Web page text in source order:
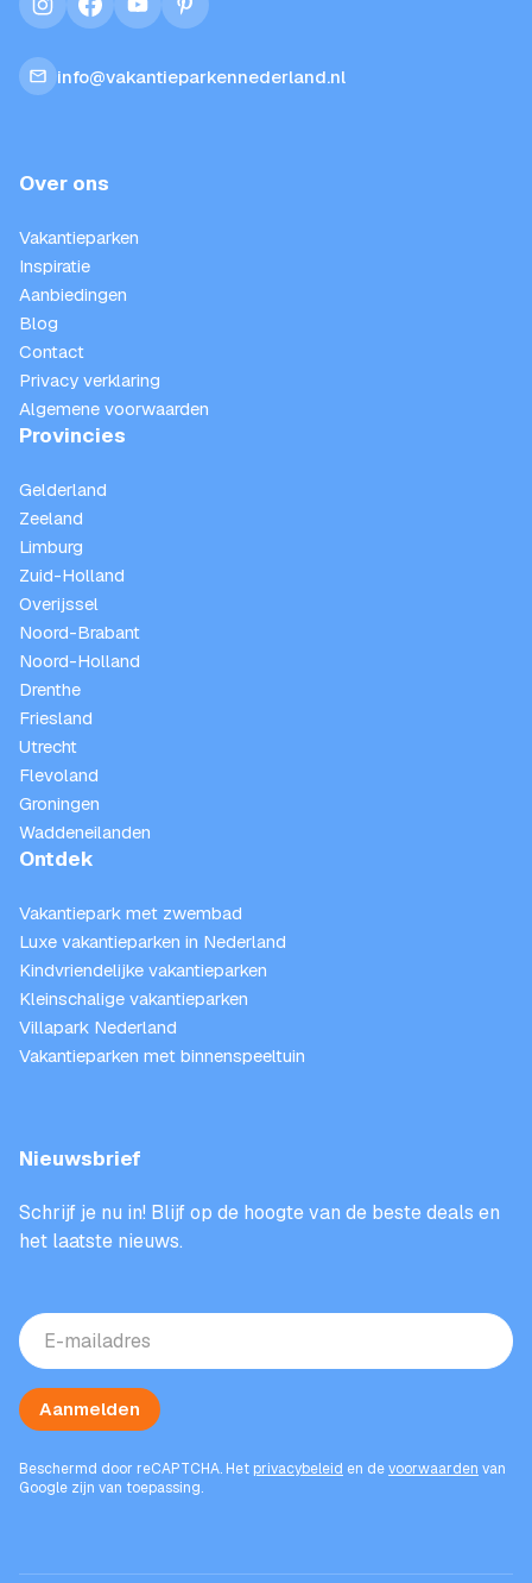
instagramfacebookyoutubepinterest
info@vakantieparkennederland.nl
Over ons
Vakantieparken
Inspiratie
Aanbiedingen
Blog
Contact
Privacy verklaring
Algemene voorwaarden
Provincies
Gelderland
Zeeland
Limburg
Zuid-Holland
Overijssel
Noord-Brabant
Noord-Holland
Drenthe
Friesland
Utrecht
Flevoland
Groningen
Waddeneilanden
Ontdek
Vakantiepark met zwembad
Luxe vakantieparken in Nederland
Kindvriendelijke vakantieparken
Kleinschalige vakantieparken
Villapark Nederland
Vakantieparken met binnenspeeltuin
Nieuwsbrief
Schrijf je nu in! Blijf op de hoogte van de beste deals en
het laatste nieuws.
E-
mailadres
Aanmelden
Beschermd door reCAPTCHA. Het privacybeleid en devoorwaarden van
Google zijn van toepassing.